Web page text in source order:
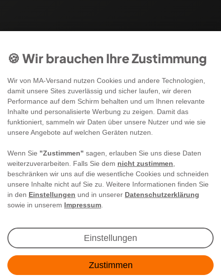
🍪 Wir brauchen Ihre Zustimmung
Wir von MA-Versand nutzen Cookies und andere Technologien,
damit unsere Sites zuverlässig und sicher laufen, wir deren
Performance auf dem Schirm behalten und um Ihnen relevante
Inhalte und personalisierte Werbung zu zeigen. Damit das
funktioniert, sammeln wir Daten über unsere Nutzer und wie sie
unsere Angebote auf welchen Geräten nutzen.
Wenn Sie "Zustimmen" sagen, erlauben Sie uns diese Daten
weiterzuverarbeiten. Falls Sie dem nicht zustimmen
beschränken wir uns auf die wesentliche Cookies und schneiden
unsere Inhalte nicht auf Sie zu. Weitere Informationen finden Sie
in den Einstellungen und in unserer Datenschutzerklärung
sowie in unserem Impressum
Einstellungen
Zustimmen
Newsletter Anmeldung
Angebote & Rabatte per E-Mail erhalten - Geld
sparen war noch nie so einfach!